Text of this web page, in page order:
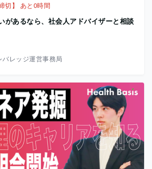
切】 あと0時間
があるなら、社会人アドバイザーと相談
バレッジ運営事務局